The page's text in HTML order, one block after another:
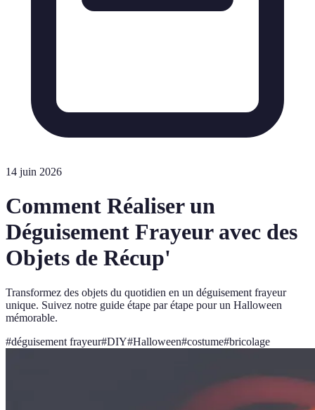
14 juin 2026
Comment Réaliser un
Déguisement Frayeur avec des
Objets de Récup'
Transformez des objets du quotidien en un déguisement frayeur
unique. Suivez notre guide étape par étape pour un Halloween
mémorable.
#déguisement frayeur#DIY#Halloween#costume#bricolage